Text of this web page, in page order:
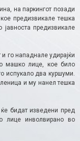
на паркингот позади
предизвикале тешка
предизвикале
го нападнале удирајќи
машко лице, кое било
испукало два куршуми.
и му нанел тешка
бидат изведени пред
лице инволвирано во